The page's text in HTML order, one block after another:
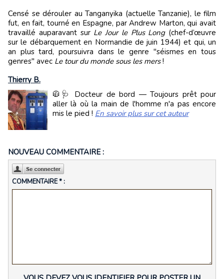
Censé se dérouler au Tanganyika (actuelle Tanzanie), le film
fut, en fait, tourné en Espagne, par Andrew Marton, qui avait
travaillé auparavant sur Le Jour le Plus Long(chef-d’œuvre
sur le débarquement en Normandie de juin 1944) et qui, un
an plus tard, poursuivra dans le genre "séismes en tous
genres" avec Le tour du monde sous les mers!
Thierry B.
🧥🩺 Docteur de bord — Toujours prêt pour
aller là où la main de l'homme n'a pas encore
mis le pied ! En savoir plus sur cet auteur
NOUVEAU COMMENTAIRE :
COMMENTAIRE * :